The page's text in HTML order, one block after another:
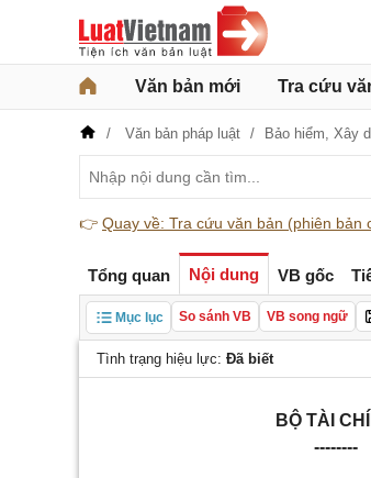
Văn bản mới Tra cứu
Văn bản pháp luật Bảo hiểm, Xây
👉 Quay về: Tra cứu văn bản (phiên bản
Tổng quan Nội dung VB gốc
Mục lục So sánh VB VB song ngữ
Tình trạng hiệu lực: Đã biết
BỘ TÀI
--------